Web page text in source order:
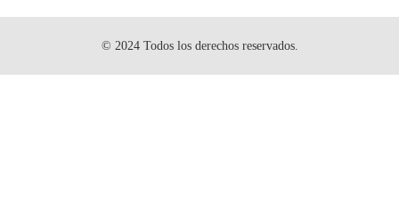
© 2024 Todos los derechos reservados.